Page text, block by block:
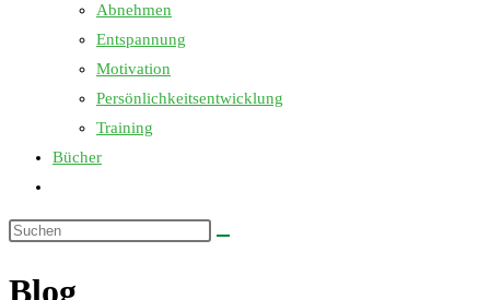
Abnehmen
Entspannung
Motivation
Persönlichkeitsentwicklung
Training
Bücher
umschalten
Diese
durchsuchen
Blog